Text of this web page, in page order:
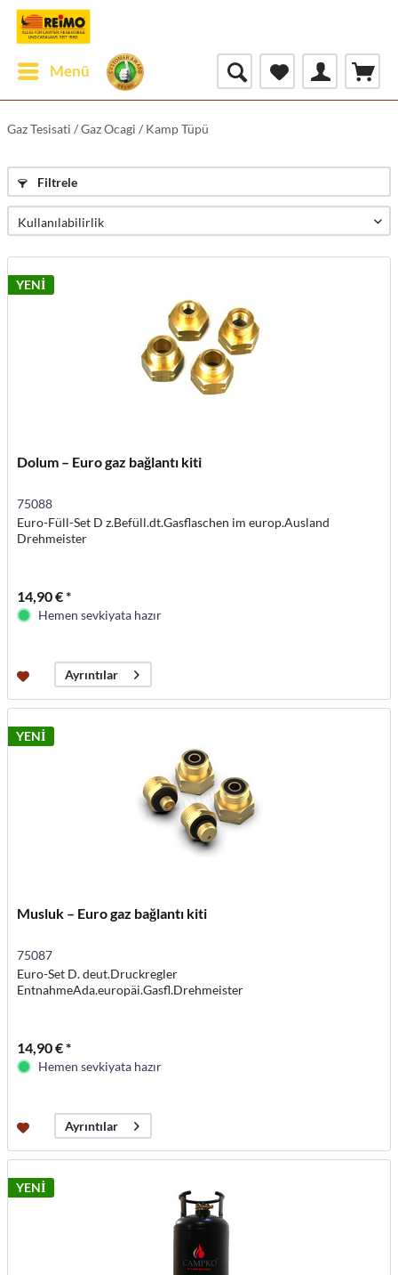
Menü
Gaz Tesisati / Gaz Ocagi / Kamp Tüpü
Filtrele
YENİ
Dolum – Euro gaz bağlantı kiti
75088
Euro-Füll-Set D z.Befüll.dt.Gasflaschen im europ.Ausland
Drehmeister
14,90 € *
Hemen sevkiyata hazır
Ayrıntılar
YENİ
Musluk – Euro gaz bağlantı kiti
75087
Euro-Set D. deut.Druckregler
EntnahmeAda.europäi.Gasfl.Drehmeister
14,90 € *
Hemen sevkiyata hazır
Ayrıntılar
YENİ